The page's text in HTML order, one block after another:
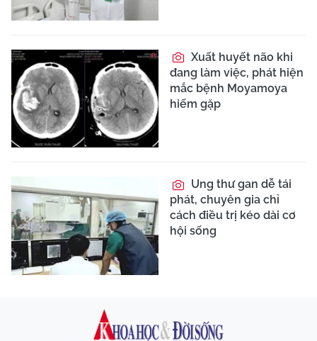
Xuất huyết não khi
đang làm việc, phát hiện
mắc bệnh Moyamoya
hiếm gặp
Ung thư gan dễ tái
phát, chuyên gia chỉ
cách điều trị kéo dài cơ
hội sống